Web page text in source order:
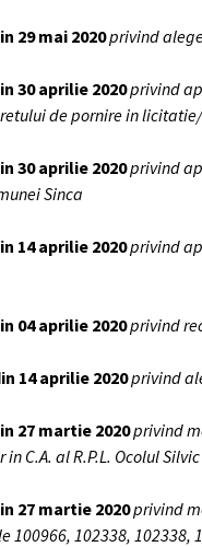
29 mai 2020privind
30 aprilie 2020privind
de pornire in
30 aprilie 2020privind
Sinca
14 aprilie 2020privind
04 aprilie 2020privind
14 aprilie 2020privind
27 martie 2020privind
C.A. al R.P.L. Ocolul
27 martie 2020privind
102338,